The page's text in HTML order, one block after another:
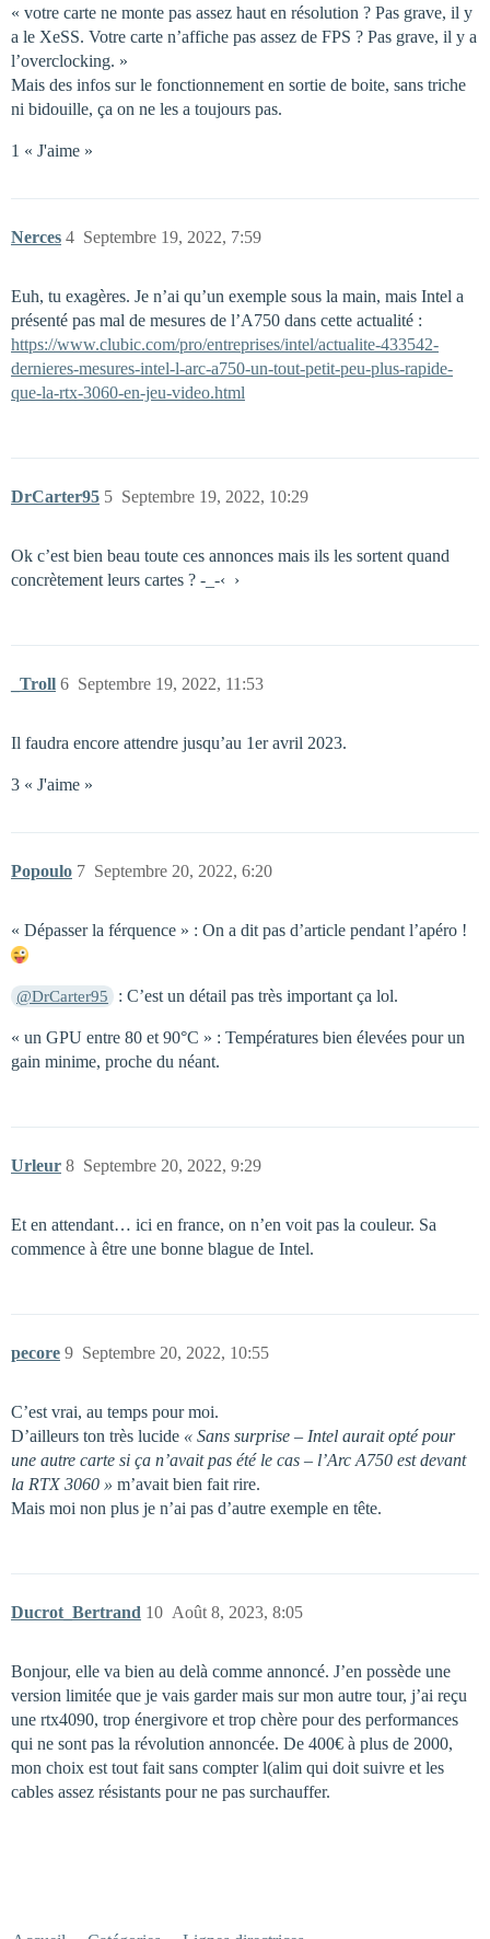
« votre carte ne monte pas assez haut en résolution ? Pas grave, il y
a le XeSS. Votre carte n’affiche pas assez de FPS ? Pas grave, il y a
l’overclocking. »
Mais des infos sur le fonctionnement en sortie de boite, sans triche
ni bidouille, ça on ne les a toujours pas.
1 « J'aime »
Nerces Septembre 19, 2022, 7:59
4
Euh, tu exagères. Je n’ai qu’un exemple sous la main, mais Intel a
présenté pas mal de mesures de l’A750 dans cette actualité :
https://www.clubic.com/pro/entreprises/intel/actualite-433542-
dernieres-mesures-intel-l-arc-a750-un-tout-petit-peu-plus-rapide-
que-la-rtx-3060-en-jeu-video.html
DrCarter95 Septembre 19, 2022, 10:29
5
Ok c’est bien beau toute ces annonces mais ils les sortent quand
concrètement leurs cartes ? -_-‹ ›
_Troll Septembre 19, 2022, 11:53
6
Il faudra encore attendre jusqu’au 1er avril 2023.
3 « J'aime »
Popoulo Septembre 20, 2022, 6:20
7
« Dépasser la férquence » : On a dit pas d’article pendant l’apéro !
@DrCarter95 : C’est un détail pas très important ça lol.
« un GPU entre 80 et 90°C » : Températures bien élevées pour un
gain minime, proche du néant.
Urleur Septembre 20, 2022, 9:29
8
Et en attendant… ici en france, on n’en voit pas la couleur. Sa
commence à être une bonne blague de Intel.
pecore Septembre 20, 2022, 10:55
9
C’est vrai, au temps pour moi.
D’ailleurs ton très lucide « Sans surprise – Intel aurait opté pour
une autre carte si ça n’avait pas été le cas – l’Arc A750 est devant
la RTX 3060 » m’avait bien fait rire.
Mais moi non plus je n’ai pas d’autre exemple en tête.
Ducrot_Bertrand Août 8, 2023, 8:05
10
Bonjour, elle va bien au delà comme annoncé. J’en possède une
version limitée que je vais garder mais sur mon autre tour, j’ai reçu
une rtx4090, trop énergivore et trop chère pour des performances
qui ne sont pas la révolution annoncée. De 400€ à plus de 2000,
mon choix est tout fait sans compter l(alim qui doit suivre et les
cables assez résistants pour ne pas surchauffer.